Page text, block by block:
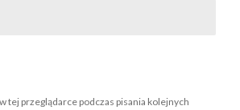
tej przeglądarce podczas pisania kolejnych